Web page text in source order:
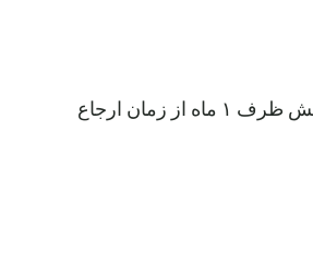
سه آزمایش CBC متوالی در سال گذشته با فاصله حداقل ۱ ماه، که آخرین آزمایش ظرف ۱ ماه از زمان ارجاع